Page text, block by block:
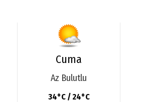
Galeri
Etkinlikler
Cuma
Az Bulutlu
34°C / 24°C